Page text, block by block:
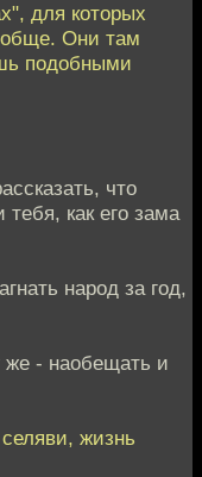
для которых
Они там
подобными
что
как его зама
народ за год,
же - наобещать и
жизнь